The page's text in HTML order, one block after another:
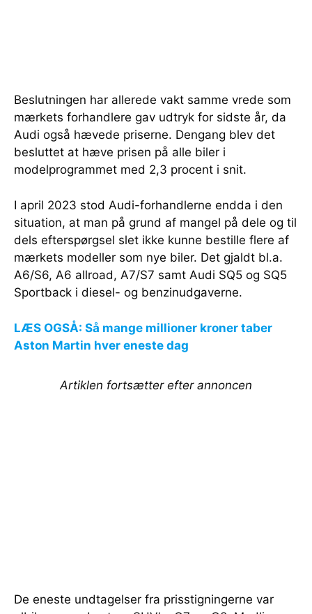
Beslutningen har allerede vakt samme vrede som
mærkets forhandlere gav udtryk for sidste år, da
Audi også hævede priserne. Dengang blev det
besluttet at hæve prisen på alle biler i
modelprogrammet med 2,3 procent i snit.
I april 2023 stod Audi-forhandlerne endda i den
situation, at man på grund af mangel på dele og til
dels efterspørgsel slet ikke kunne bestille flere af
mærkets modeller som nye biler. Det gjaldt bl.a.
A6/S6, A6 allroad, A7/S7 samt Audi SQ5 og SQ5
Sportback i diesel- og benzinudgaverne.
LÆS OGSÅ: Så mange millioner kroner taber
Aston Martin hver eneste dag
Artiklen fortsætter efter annoncen
De eneste undtagelser fra prisstigningerne var